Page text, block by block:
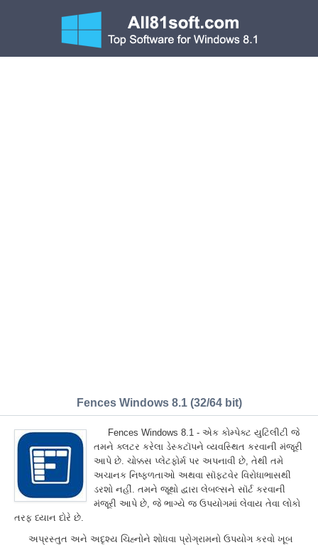
Fences Windows 8.1 (32/64 bit)
Fences Windows 8.1 - એક કોમ્પેક્ટ યુટિલીટી જે
તમને ક્લટર કરેલા ડેસ્કટૉપને વ્યવસ્થિત કરવાની મંજૂરી
આપે છે. ચોક્કસ પ્લેટફોર્મ પર અપનાવી છે, તેથી તમે
અચાનક નિષ્ફળતાઓ અથવા સૉફ્ટવેર વિરોધાભાસથી
ડરશો નહીં. તમને જૂથો દ્વારા લેબલ્સને સૉર્ટ કરવાની
મંજૂરી આપે છે, જે ભાગ્યે જ ઉપયોગમાં લેવાય તેવા લોકો
તરફ ધ્યાન દોરે છે.
અપ્રસ્તુત અને અદૃશ્ય ચિહ્નોને શોધવા પ્રોગ્રામનો ઉપયોગ કરવો ખૂબ